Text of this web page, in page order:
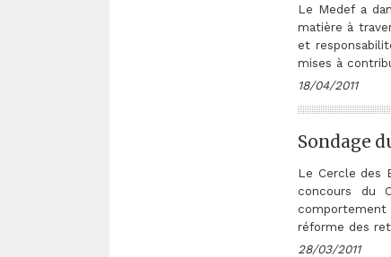
Le Medef a
matière à
et
mises à
18/04/2011
Sondage
Le Cercle des
concours du
réforme des
28/03/2011